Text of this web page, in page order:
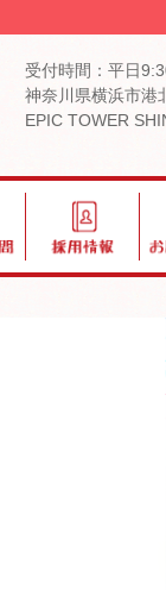
受付時間：平日
神奈川県横浜市港
EPIC TOWER
い
合